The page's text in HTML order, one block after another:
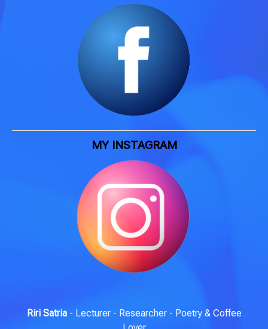
MY INSTAGRAM
Riri Satria- Lecturer - Researcher - Poetry & Coffee